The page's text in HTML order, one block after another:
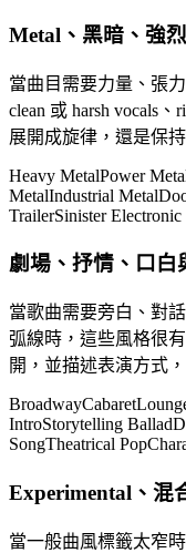
Metal、黑暗、強
當曲目需要力量、張
clean 或 harsh vocals
展開成旋律，還是保
Heavy MetalPower
MetalIndustrial Metal
TrailerSinister Electronic
劇場、抒情、口白
當歌曲需要旁白、對
弧線時，這些風格很
開，並描述表演方式
BroadwayCabaret
IntroStorytelling Ballad
SongTheatrical Pop
Experimental、混
當一般曲風標籤太窄